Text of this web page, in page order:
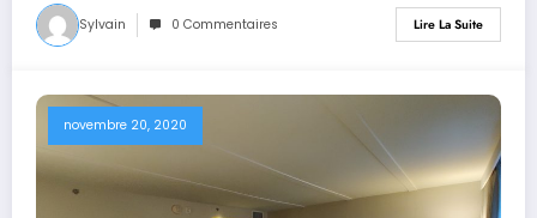
Sylvain 0 Commentaires Lire La Suite
novembre 20, 2020